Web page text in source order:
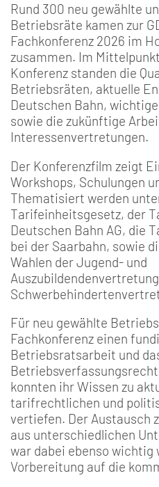
Rund 300 neu gewählte
Betriebsräte kamen zur
Fachkonferenz 2026 im
zusammen. Im
Konferenz standen die
Betriebsräten, aktuelle
Deutschen Bahn,
sowie die zukünftige
Interessenvertretungen.
Der Konferenzfilm zeigt
Workshops, Schulungen
Thematisiert werden
Tarifeinheitsgesetz, der
Deutschen Bahn AG, die
bei der Saarbahn, sowie
Wahlen der Jugend- und
Für neu gewählte
Fachkonferenz einen
Betriebsratsarbeit und
konnten ihr Wissen zu
tarifrechtlichen und
vertiefen. Der Austausch
aus unterschiedlichen
war dabei ebenso wichtig
Vorbereitung auf die